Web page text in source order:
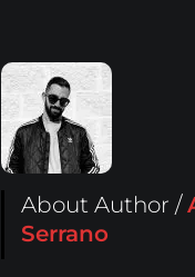
About Author /
Serrano